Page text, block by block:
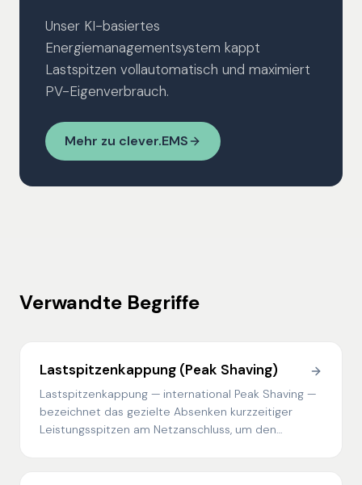
Unser KI-basiertes
Energiemanagementsystem kappt
Lastspitzen vollautomatisch und maximiert
PV-Eigenverbrauch.
Mehr zu clever.EMS
Verwandte Begriffe
Lastspitzenkappung (Peak Shaving)
Lastspitzenkappung — international Peak Shaving —
bezeichnet das gezielte Absenken kurzzeitiger
Leistungsspitzen am Netzanschluss, um den